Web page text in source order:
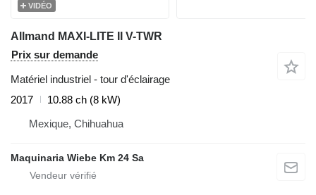
VIDÉO
Allmand MAXI-LITE II V-TWR
Prix sur demande
Matériel industriel - tour d'éclairage
2017
10.88 ch (8 kW)
Mexique, Chihuahua
Maquinaria Wiebe Km 24 Sa